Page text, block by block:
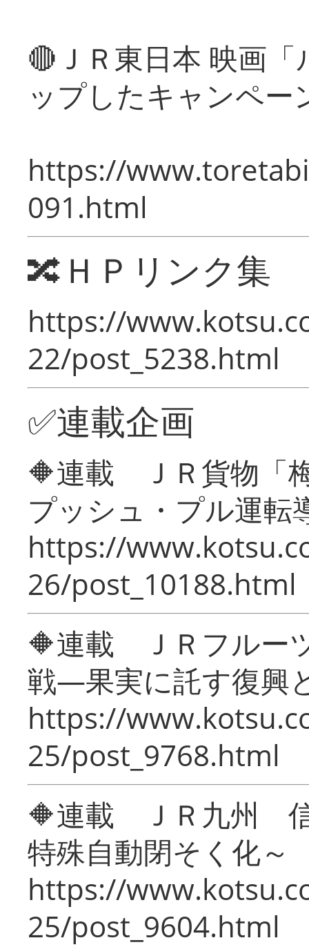
🔴ＪＲ東日本 映画
ップしたキャンペー
https://
091.html
🔀ＨＰリンク集
https://
22/post_5238.html
✅連載企画
🔶連載 ＪＲ貨物「
プッシュ・プル運転
https://
26/post_10188.html
🔶連載 ＪＲフルー
戦―果実に託す復興
https://
25/post_9768.html
🔶連載 ＪＲ九州 信
特殊自動閉そく化～
https://
25/post_9604.html